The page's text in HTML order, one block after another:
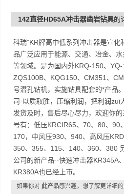
142直径HD65A冲击器凿岩钻具的
科瑞”KR牌高中低系列冲击器是宣
品广泛应用于能源、交通、冶金、
等领域。是为国内外KRQ-150、YQ-
ZQS100B、KQG150、CM351、
号潜孔钻机，实施钻具配套的*产品
司-以质取胜，压缩利润，把利润zui
发货及时，售后尽心尽力，欢迎你
号有：低压KRCIR65、70、80、90
170，中风压930、940、高风压
350、355、115、140、360、380
公司的新产品--快速冲击器KR345A
KR380A也已经上市。
如果你对此产品感兴趣，想了解更详细